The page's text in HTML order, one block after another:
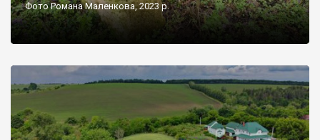
Фото Романа Маленкова, 2023 р.